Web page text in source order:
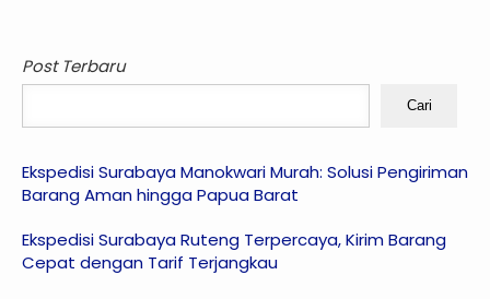
Post Terbaru
Cari
Ekspedisi Surabaya Manokwari Murah: Solusi Pengiriman
Barang Aman hingga Papua Barat
Ekspedisi Surabaya Ruteng Terpercaya, Kirim Barang
Cepat dengan Tarif Terjangkau